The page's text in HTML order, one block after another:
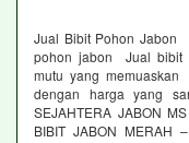
Jual Bibit Pohon Jabon
pohon jabon Jual bibit
mutu yang
dengan harga yang
SEJAHTERA JABON
BIBIT JABON MERAH